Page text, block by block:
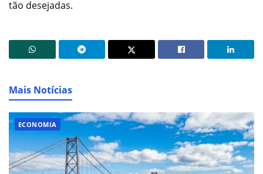
tão desejadas.
Mais Notícias
ECONOMIA